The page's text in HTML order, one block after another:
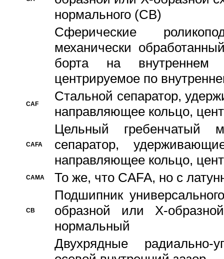
нормального (CB)
Сферические
механически
борта на внутреннем
центрируемое по
CAF
Стальной сепаратор,
направляющее кольцо,
CAFA
Цельный гребенчатый
сепаратор,
направляющее кольцо,
CAMA То же, что CAFA, но с
CB
Подшипник
образной или Х-
нормальный
Двухрядные радиально-